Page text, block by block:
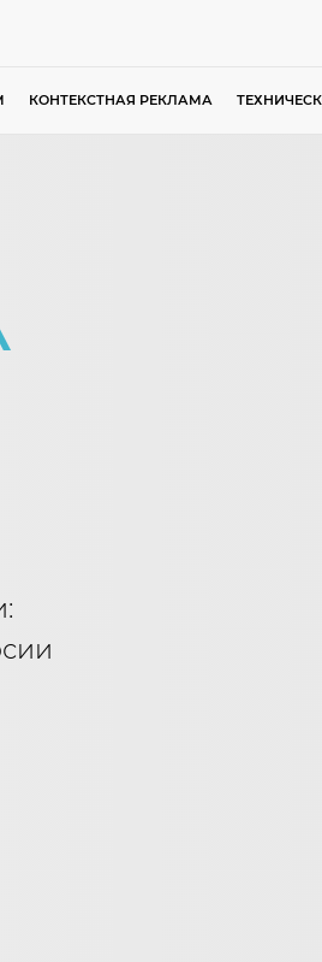
КОНТЕКСТНАЯ РЕКЛАМА